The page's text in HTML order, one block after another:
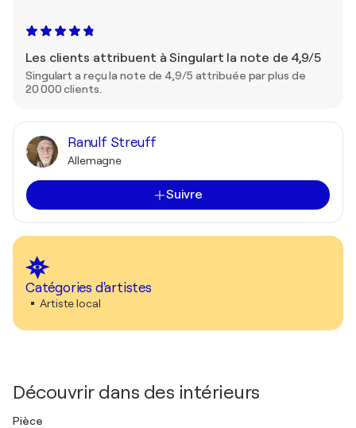
Les clients attribuent à Singulart la note de 4,9/5
Singulart a reçu la note de 4,9/5 attribuée par plus de
20 000 clients.
Ranulf Streuff
Allemagne
Suivre
Catégories d'artistes
Artiste local
Découvrir dans des intérieurs
Pièce